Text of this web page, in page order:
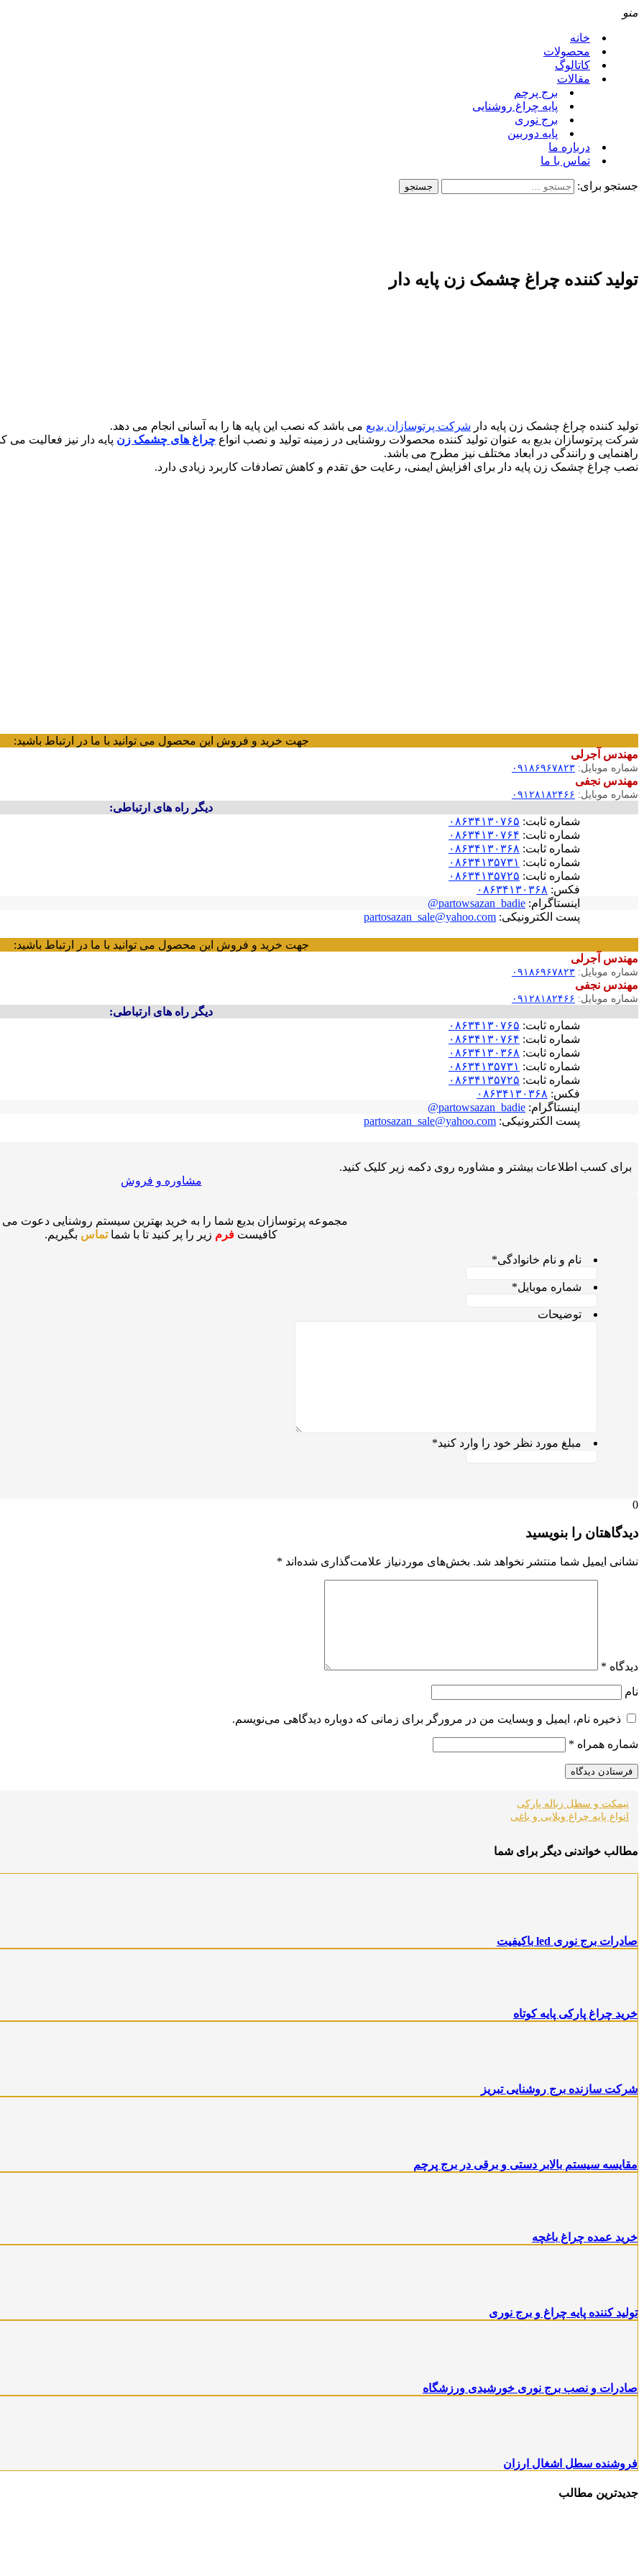
منو
خانه
محصولات
کاتالوگ
مقالات
برج پرچم
پایه چراغ روشنایی
برج نوری
پایه دوربین
درباره ما
تماس با ما
جستجو برای:
تولید کننده چراغ چشمک زن پایه دار
تولید کننده چراغ چشمک زن پایه دار شرکت پرتوسازان بدیع می باشد که نصب این پایه ها را به آسانی انجام می دهد.
شرکت پرتوسازان بدیع به عنوان تولید کننده محصولات روشنایی در زمینه تولید و نصب انواع چراغ های چشمک زن پایه دار نیز فعالیت
راهنمایی و رانندگی در ابعاد مختلف نیز مطرح می باشد.
نصب چراغ چشمک زن پایه دار برای افزایش ایمنی، رعایت حق تقدم و کاهش تصادفات کاربرد زیادی دارد.
جهت خرید و فروش این محصول می توانید با ما در ارتباط باشید:
مهندس آجرلی
شماره موبایل: ۰۹۱۸۶۹۶۷۸۲۳
مهندس نجفی
شماره موبایل: ۰۹۱۲۸۱۸۲۴۶۶
دیگر راه های ارتباطی:
شماره ثابت: ۰۸۶۳۴۱۳۰۷۶۵
شماره ثابت: ۰۸۶۳۴۱۳۰۷۶۴
شماره ثابت: ۰۸۶۳۴۱۳۰۳۶۸
شماره ثابت: ۰۸۶۳۴۱۳۵۷۳۱
شماره ثابت: ۰۸۶۳۴۱۳۵۷۲۵
فکس: ۰۸۶۳۴۱۳۰۳۶۸
اینستاگرام: partowsazan_badie@
پست الکترونیکی: partosazan_sale@yahoo.com
جهت خرید و فروش این محصول می توانید با ما در ارتباط باشید:
مهندس آجرلی
شماره موبایل: ۰۹۱۸۶۹۶۷۸۲۳
مهندس نجفی
شماره موبایل: ۰۹۱۲۸۱۸۲۴۶۶
دیگر راه های ارتباطی:
شماره ثابت: ۰۸۶۳۴۱۳۰۷۶۵
شماره ثابت: ۰۸۶۳۴۱۳۰۷۶۴
شماره ثابت: ۰۸۶۳۴۱۳۰۳۶۸
شماره ثابت: ۰۸۶۳۴۱۳۵۷۳۱
شماره ثابت: ۰۸۶۳۴۱۳۵۷۲۵
فکس: ۰۸۶۳۴۱۳۰۳۶۸
اینستاگرام: partowsazan_badie@
پست الکترونیکی: partosazan_sale@yahoo.com
برای کسب اطلاعات بیشتر و مشاوره روی دکمه زیر کلیک کنید.
مشاوره و فروش
مجموعه پرتوسازان بدیع شما را به خرید بهترین سیستم روشنایی دعوت می
کافیست فرم زیر را پر کنید تا با شماتماس بگیریم.
نام و نام خانوادگی*
شماره موبایل*
توضیحات
مبلغ مورد نظر خود را وارد کنید*
0
دیدگاهتان را بنویسید
نشانی ایمیل شما منتشر نخواهد شد. بخش‌های موردنیاز علامت‌گذاری شده‌اند *
دیدگاه *
نام
ذخیره نام، ایمیل و وبسایت من در مرورگر برای زمانی که دوباره دیدگاهی می‌نویسم.
شماره همراه *
نیمکت و سطل زباله پارکی
انواع پایه چراغ ویلایی و باغی
مطالب خواندنی دیگر برای شما
صادرات برج نوری led باکیفیت
خرید چراغ پارکی پایه کوتاه
شرکت سازنده برج روشنایی تبریز
مقایسه سیستم بالابر دستی و برقی در برج پرچم
خرید عمده چراغ باغچه
تولید کننده پایه چراغ و برج نوری
صادرات و نصب برج نوری خورشیدی ورزشگاه
فروشنده سطل اشغال ارزان
جدیدترین مطالب